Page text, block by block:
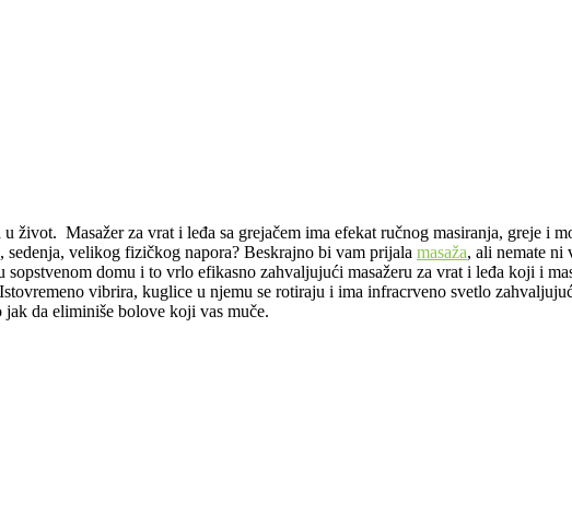
život. Masažer za vrat i leđa sa grejačem ima efekat ručnog masiranja, greje i
velikog fizičkog napora? Beskrajno bi vam prijala masaža, ali nemate ni
domu i to vrlo efikasno zahvaljujući masažeru za vrat i leđa koji i
Istovremeno vibrira, kuglice u njemu se rotiraju i ima infracrveno svetlo
da eliminiše bolove koji vas muče.